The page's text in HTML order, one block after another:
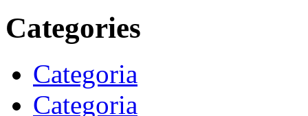
Categories
Categoria
Categoria